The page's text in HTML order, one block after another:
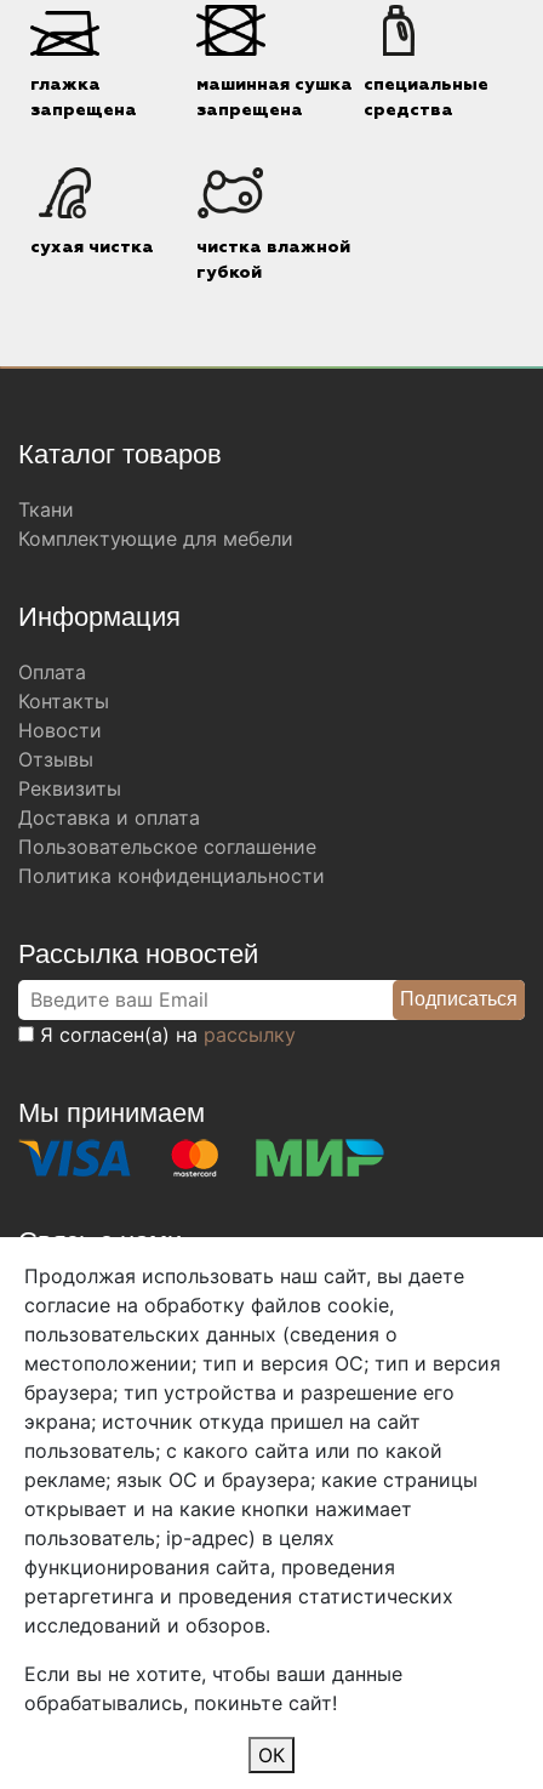
глажка
запрещена
машинная сушка
запрещена
специальные
средства
сухая чистка
чистка влажной
губкой
Каталог товаров
Ткани
Комплектующие для мебели
Информация
Оплата
Контакты
Новости
Отзывы
Реквизиты
Доставка и оплата
Пользовательское соглашение
Политика конфиденциальности
Рассылка новостей
Я согласен(а) на рассылку
Мы принимаем
Связь с нами
+7 (495) 933-38-08
info@arben-textile.ru- оптовые продажи
Арбен текстиль г. Щелково, пер.
1-й Советский д.25, владение 2.
Мы в соц. сетях
2026 Copyright © Арбен
Продолжая использовать наш сайт, вы даете
согласие на обработку файлов cookie,
пользовательских данных (сведения о
местоположении; тип и версия ОС; тип и версия
браузера; тип устройства и разрешение его
экрана; источник откуда пришел на сайт
пользователь; с какого сайта или по какой
рекламе; язык ОС и браузера; какие страницы
открывает и на какие кнопки нажимает
пользователь; ip-адрес) в целях
функционирования сайта, проведения
ретаргетинга и проведения статистических
исследований и обзоров.
Если вы не хотите, чтобы ваши данные
обрабатывались, покиньте сайт!
ОК